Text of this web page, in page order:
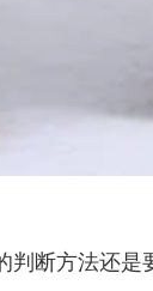
判断方法还